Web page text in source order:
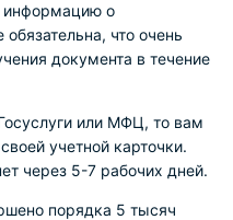
информацию о
что очень
документа в течение
или МФЦ, то вам
учетной карточки.
через 5-7 рабочих дней.
порядка 5 тысяч